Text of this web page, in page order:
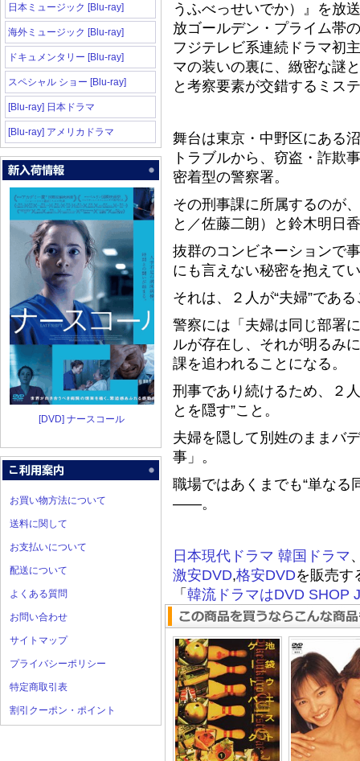
日本ミュージック [Blu-ray]
海外ミュージック [Blu-ray]
ドキュメンタリー [Blu-ray]
スペシャル ショー [Blu-ray]
[Blu-ray] 日本ドラマ
[Blu-ray] アメリカドラマ
[DVD] ナースコール
お買い物方法について
送料に関して
お支払いについて
配送について
よくある質問
お問い合わせ
サイトマップ
プライバシーポリシー
特定商取引表
割引クーポン・ポイント
うふべっせいでか）』を放
放ゴールデン・プライム帯
フジテレビ系連続ドラマ初
マの装いの裏に、緻密な謎
と考察要素が交錯するミス
舞台は東京・中野区にある
トラブルから、窃盗・詐欺
密着型の警察署。
その刑事課に所属するのが
と／佐藤二朗）と鈴木明日
抜群のコンビネーションで
にも言えない秘密を抱えて
それは、２人が“夫婦”であ
警察には「夫婦は同じ部署
ルが存在し、それが明るみ
課を追われることになる。
刑事であり続けるため、２
とを隠す”こと。
夫婦を隠して別姓のままバ
事」。
職場ではあくまでも“単なる
――。
日本現代ドラマ 韓国ドラマ
激安DVD,格安DVDを販売す
「 韓流ドラマはDVD SHOP